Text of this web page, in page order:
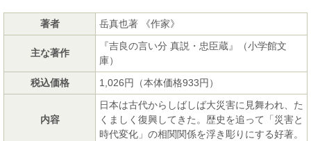
著者 岳真也著 《作家》
主な著作
『吉良の言い分 真説・忠臣蔵』（小学館文
庫）
税込価格
1,026円（本体価格933円）
内容
日本は古代からしばしば大災害に見舞われ、た
くましく復興してきた。歴史を追って「災害と
時代変化」の相関関係を浮き彫りにする好著。